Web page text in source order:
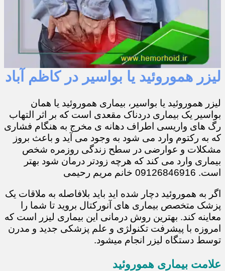
لیزر هموروئید یا بواسیر در کاظم آباد
لیزر هموروئید یا بواسیر، بیماری هموروئید یا همان
بواسیر یک بیماری دردناک مقعدی است که بر اثر التهاب
رگ های واریسی اطراف دهانه ی مخرج به هنگام فشاری
که به رکتوم وارد می شود به وجود می آید و باعث بروز
مشکلات و عوارضی در سطح زندگی روزمره شخص
بیماری وارد می کند که هرچه زودتر درمان شود بهتر
است. 09126846916 خانم مریم رحیمی
اگر به هموروئید دچار شده اید باید بلافاصله به ملاقات یک
پزشک متخصص بیماری های آنورکتال بروید تا شما را
معاینه کند. بهترین روش درمانی این بیماری لیزر است که
امروزه با پیشرفت تکنولژی و علم پزشکی جدید و مدرن
توسط دستگاه لیزر انجام میشود.
علامت بیماری هموروئید